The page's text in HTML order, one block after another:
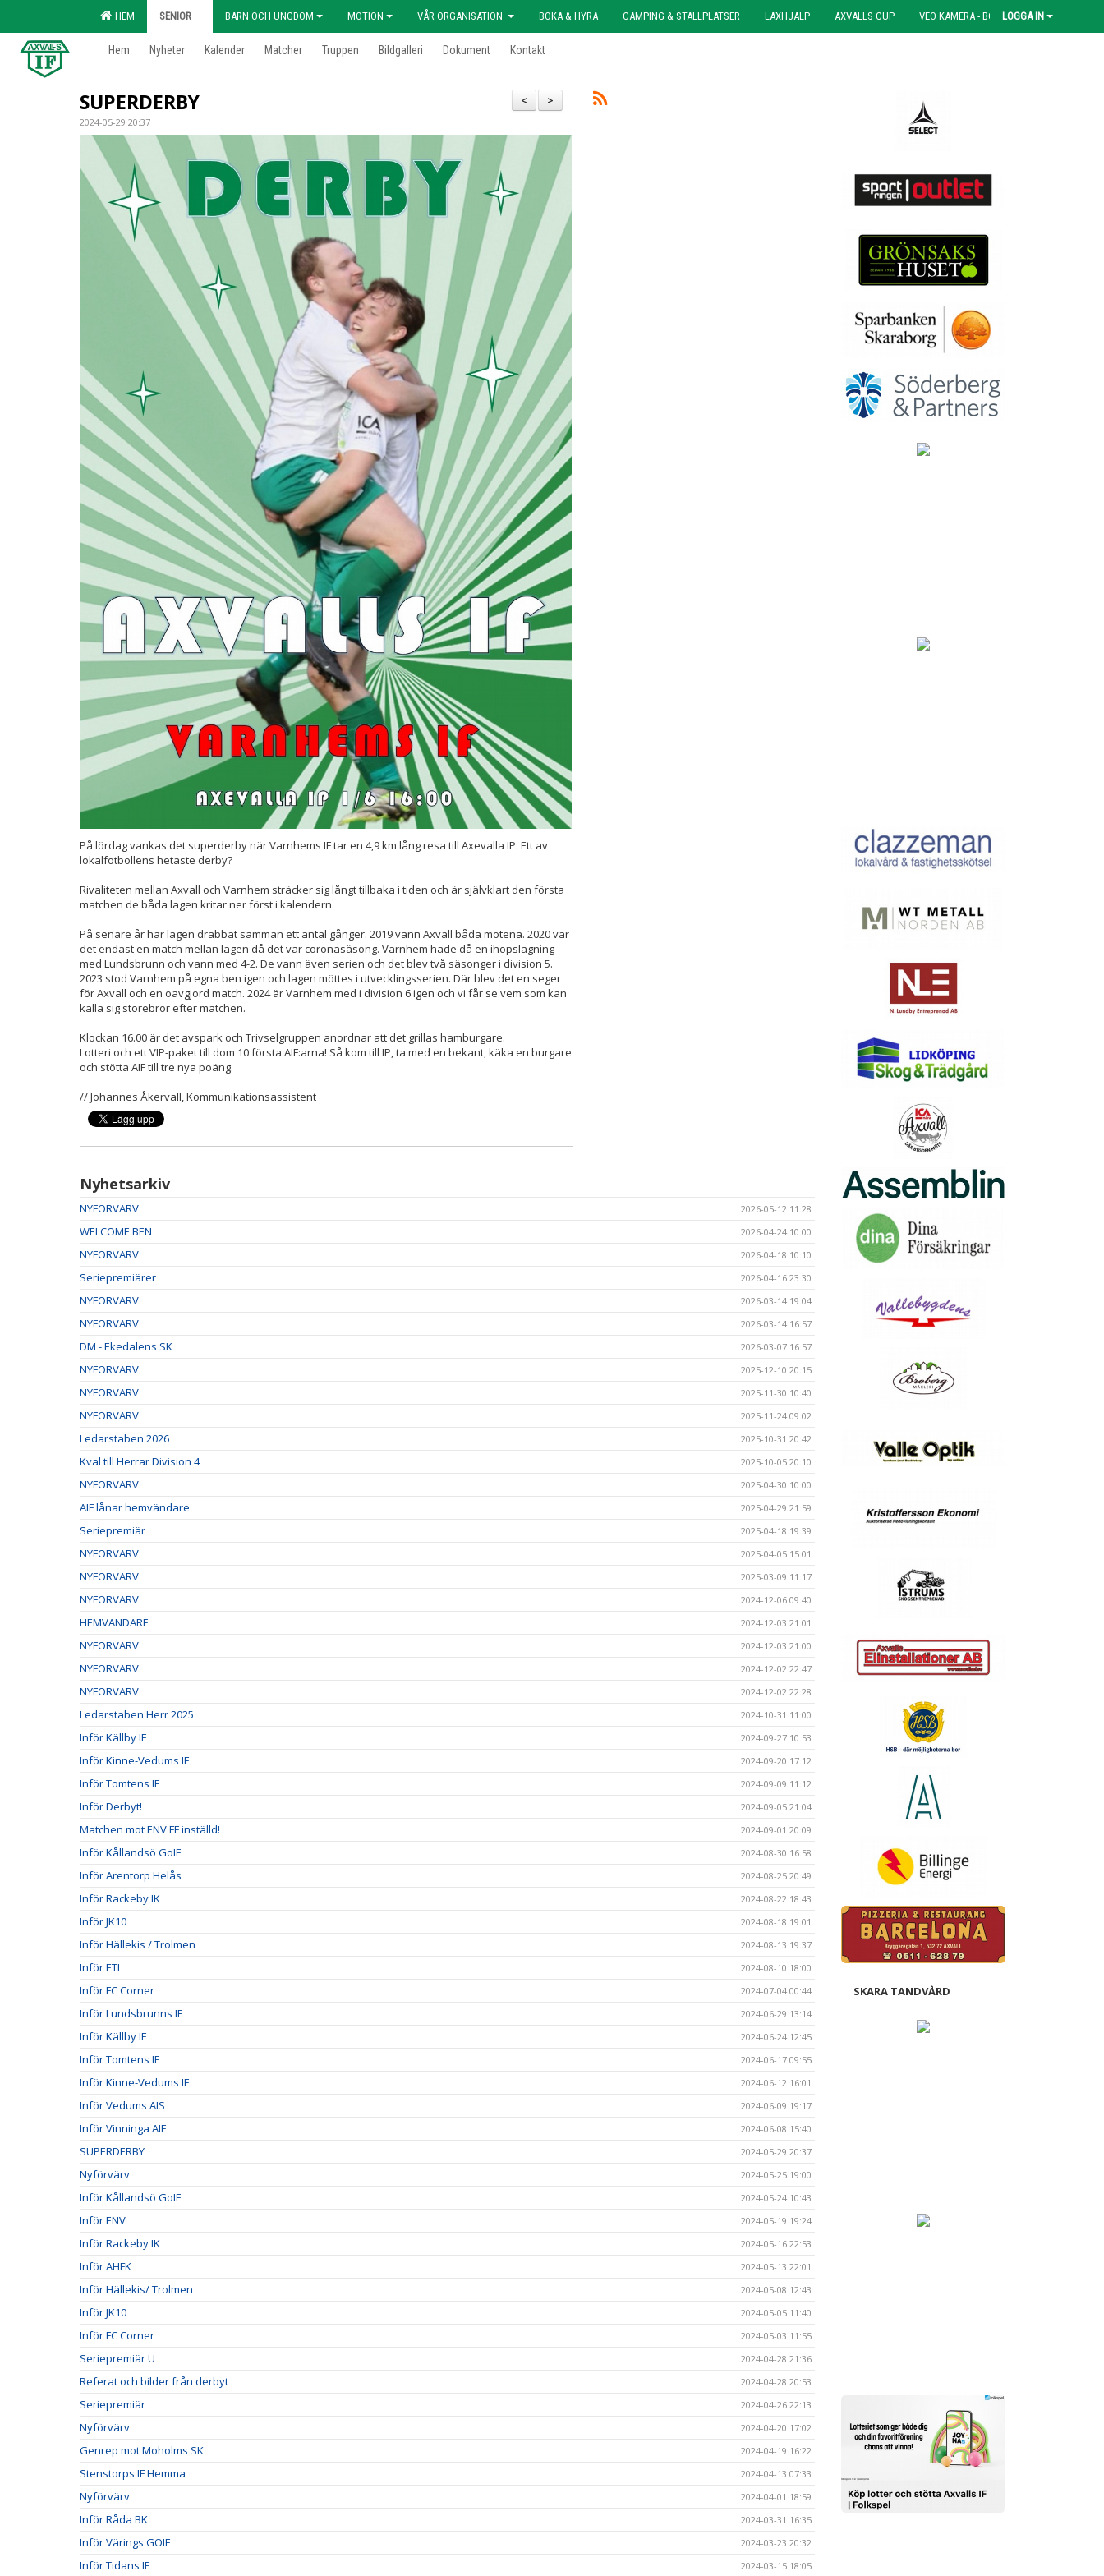
HEM SENIOR BARN OCH UNGDOM MOTION VÅR ORGANISATION BOKA & HYRA CAMPING & STÄLLPLATSER LÄXHJÄLP AXVALLS CUP VEO KAMERA - BOKNINGLOGGA IN
Hem Nyheter Kalender Matcher Truppen Bildgalleri Dokument Kontakt
>
<
SUPERDERBY
2024-05-29 20:37
På lördag vankas det superderby när Varnhems IF tar en 4,9 km lång resa till Axevalla IP. Ett av
lokalfotbollens hetaste derby?
Rivaliteten mellan Axvall och Varnhem sträcker sig långt tillbaka i tiden och är självklart den första
matchen de båda lagen kritar ner först i kalendern.
På senare år har lagen drabbat samman ett antal gånger. 2019 vann Axvall båda mötena. 2020 var
det endast en match mellan lagen då det var coronasäsong. Varnhem hade då en ihopslagning
med Lundsbrunn och vann med 4-2. De vann även serien och det blev två säsonger i division 5.
2023 stod Varnhem på egna ben igen och lagen möttes i utvecklingsserien. Där blev det en seger
för Axvall och en oavgjord match. 2024 är Varnhem med i division 6 igen och vi får se vem som kan
kalla sig storebror efter matchen.
Klockan 16.00 är det avspark och Trivselgruppen anordnar att det grillas hamburgare.
Lotteri och ett VIP-paket till dom 10 första AIF:arna! Så kom till IP, ta med en bekant, käka en burgare
och stötta AIF till tre nya poäng.
// Johannes Åkervall, Kommunikationsassistent
Nyhetsarkiv
NYFÖRVÄRV 2026-05-12 11:28
WELCOME BEN 2026-04-24 10:00
NYFÖRVÄRV 2026-04-18 10:10
Seriepremiärer 2026-04-16 23:30
NYFÖRVÄRV 2026-03-14 19:04
NYFÖRVÄRV 2026-03-14 16:57
DM - Ekedalens SK 2026-03-07 16:57
NYFÖRVÄRV 2025-12-10 20:15
NYFÖRVÄRV 2025-11-30 10:40
NYFÖRVÄRV 2025-11-24 09:02
Ledarstaben 2026 2025-10-31 20:42
Kval till Herrar Division 4 2025-10-05 20:10
NYFÖRVÄRV 2025-04-30 10:00
AIF lånar hemvändare 2025-04-29 21:59
Seriepremiär 2025-04-18 19:39
NYFÖRVÄRV 2025-04-05 15:01
NYFÖRVÄRV 2025-03-09 11:17
NYFÖRVÄRV 2024-12-06 09:40
HEMVÄNDARE 2024-12-03 21:01
NYFÖRVÄRV 2024-12-03 21:00
NYFÖRVÄRV 2024-12-02 22:47
NYFÖRVÄRV 2024-12-02 22:28
Ledarstaben Herr 2025 2024-10-31 11:00
Inför Källby IF 2024-09-27 10:53
Inför Kinne-Vedums IF 2024-09-20 17:12
Inför Tomtens IF 2024-09-09 11:12
Inför Derbyt! 2024-09-05 21:04
Matchen mot ENV FF inställd! 2024-09-01 20:09
Inför Kållandsö GoIF 2024-08-30 16:58
Inför Arentorp Helås 2024-08-25 20:49
Inför Rackeby IK 2024-08-22 18:43
Inför JK10 2024-08-18 19:01
Inför Hällekis / Trolmen 2024-08-13 19:37
Inför ETL 2024-08-10 18:00
Inför FC Corner 2024-07-04 00:44
Inför Lundsbrunns IF 2024-06-29 13:14
Inför Källby IF 2024-06-24 12:45
Inför Tomtens IF 2024-06-17 09:55
Inför Kinne-Vedums IF 2024-06-12 16:01
Inför Vedums AIS 2024-06-09 19:17
Inför Vinninga AIF 2024-06-08 15:40
SUPERDERBY 2024-05-29 20:37
Nyförvärv 2024-05-25 19:00
Inför Kållandsö GoIF 2024-05-24 10:43
Inför ENV 2024-05-19 19:24
Inför Rackeby IK 2024-05-16 22:53
Inför AHFK 2024-05-13 22:01
Inför Hällekis/ Trolmen 2024-05-08 12:43
Inför JK10 2024-05-05 11:40
Inför FC Corner 2024-05-03 11:55
Seriepremiär U 2024-04-28 21:36
Referat och bilder från derbyt 2024-04-28 20:53
Seriepremiär 2024-04-26 22:13
Nyförvärv 2024-04-20 17:02
Genrep mot Moholms SK 2024-04-19 16:22
Stenstorps IF Hemma 2024-04-13 07:33
Nyförvärv 2024-04-01 18:59
Inför Råda BK 2024-03-31 16:35
Inför Värings GOIF 2024-03-23 20:32
Inför Tidans IF 2024-03-15 18:05
SKARA TANDVÅRD